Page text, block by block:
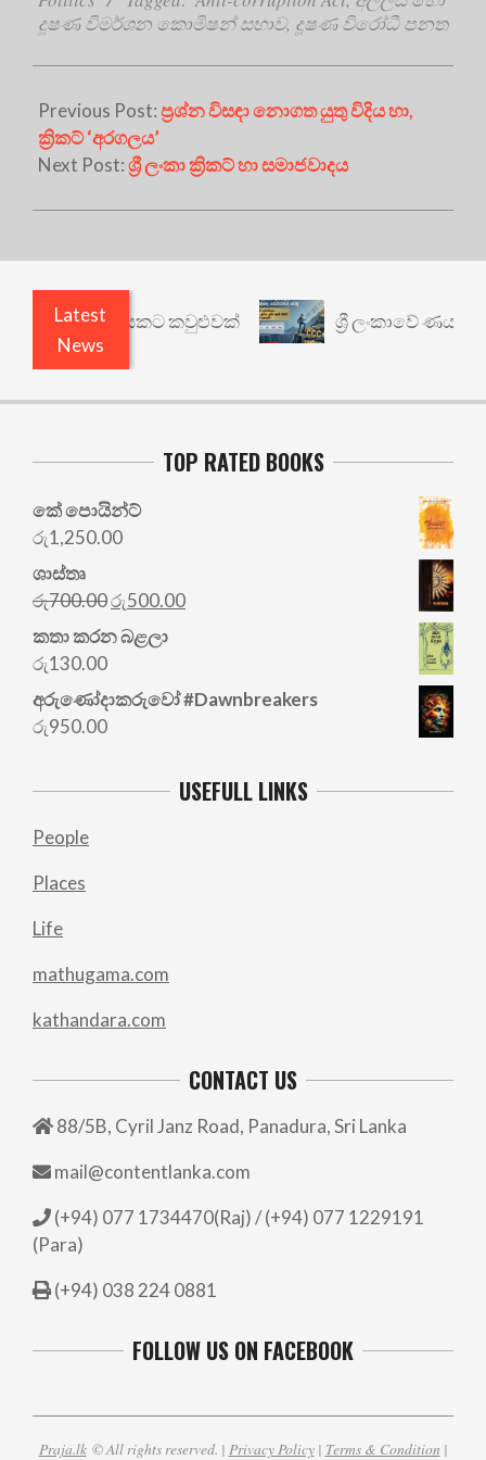
දූෂණ විමර්ශන කොමිෂන් සභාව, දූෂණ විරෝධී පනත
Previous Post:ප්‍රශ්න විසඳා නොගත යුතු විදිය හා,
ක්‍රිකට් ‘අරගලය’
Next Post:ශ්‍රී ලංකා ක්‍රිකට් හා සමාජවාදය
Latest
News
යථාර්ථයකට කවුළුවක් ශ්‍රී ලංකාවේ ණය
TOP RATED BOOKS
කේ පොයින්ට්
රු1,250.00
ශාස්තෘ
රු700.00Original
price
was:
රු500.00Current
කතා කරන බළලා
රු130.00
අරු‍ණෝදාකරුවෝ #Dawnbreakers
රු950.00
USEFULL LINKS
People
Places
Life
mathugama.com
kathandara.com
CONTACT US
88/5B, Cyril Janz Road, Panadura, Sri Lanka
mail@contentlanka.com
(+94) 077 1734470(Raj) / (+94) 077 1229191
(Para)
(+94) 038 224 0881
FOLLOW US ON FACEBOOK
Praja.lk© All rights reserved. | Privacy Policy| Terms & Condition |